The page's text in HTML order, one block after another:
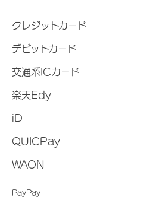
クレジットカード
デビットカード
交通系ICカード
楽天Edy
iD
QUICPay
WAON
PayPay